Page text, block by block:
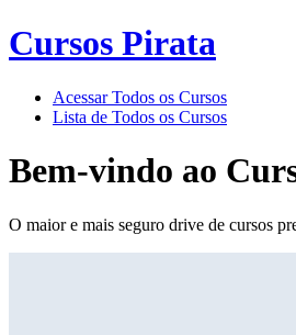
Cursos Pirata
Acessar Todos os Cursos
Lista de Todos os Cursos
Bem-vindo ao
O maior e mais seguro drive de cursos